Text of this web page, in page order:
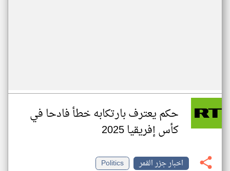
حكم يعترف بارتكابه خطأ فادحا في
كأس إفريقيا 2025
اخبار جزر القمر
Politics